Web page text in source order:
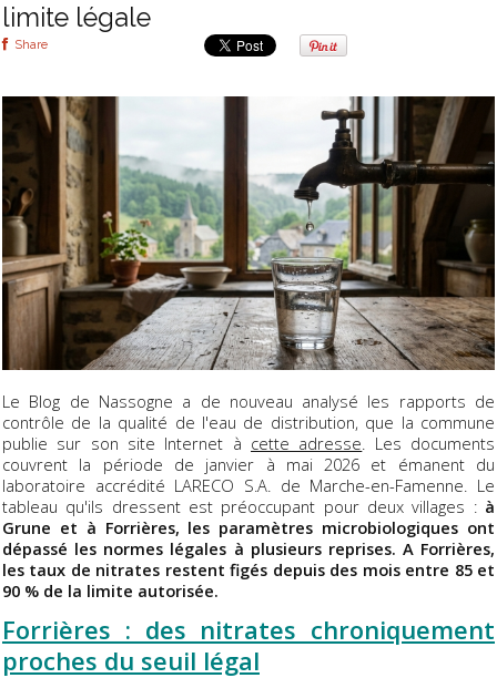
limite légale
Share
Le Blog de Nassogne a de nouveau analysé les rapports de
contrôle de la qualité de l'eau de distribution, que la commune
publie sur son site Internet à cette adresse . Les documents
couvrent la période de janvier à mai 2026 et émanent du
laboratoire accrédité LARECO S.A. de Marche-en-Famenne. Le
tableau qu'ils dressent est préoccupant pour deux villages : à
Grune et à Forrières, les paramètres microbiologiques ont
dépassé les normes légales à plusieurs reprises. A Forrières,
les taux de nitrates restent figés depuis des mois entre 85 et
90 % de la limite autorisée.
Forrières : des nitrates chroniquement
proches du seuil légal